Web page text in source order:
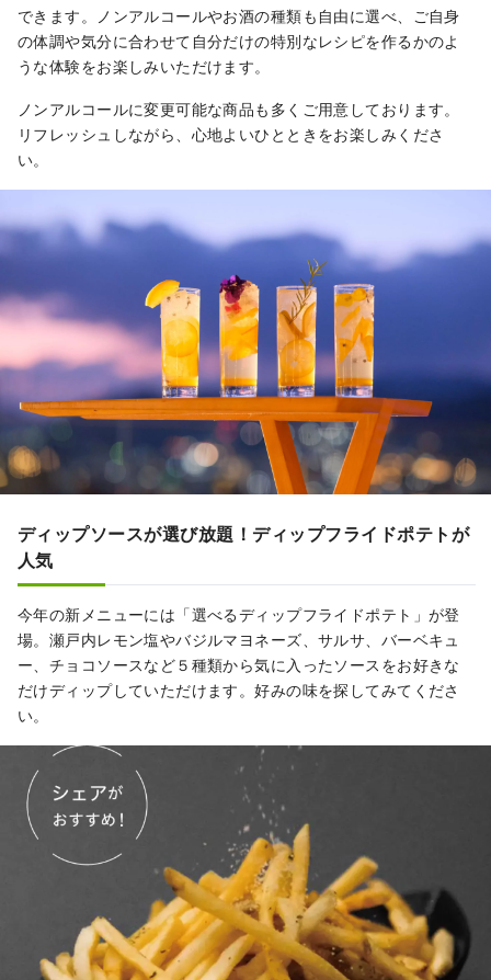
できます。ノンアルコールやお酒の種類も自由に選べ、ご自身
の体調や気分に合わせて自分だけの特別なレシピを作るかのよ
うな体験をお楽しみいただけます。
ノンアルコールに変更可能な商品も多くご用意しております。
リフレッシュしながら、心地よいひとときをお楽しみくださ
い。
ディップソースが選び放題！ディップフライドポテトが
人気
今年の新メニューには「選べるディップフライドポテト」が登
場。瀬戸内レモン塩やバジルマヨネーズ、サルサ、バーベキュ
ー、チョコソースなど５種類から気に入ったソースをお好きな
だけディップしていただけます。好みの味を探してみてくださ
い。